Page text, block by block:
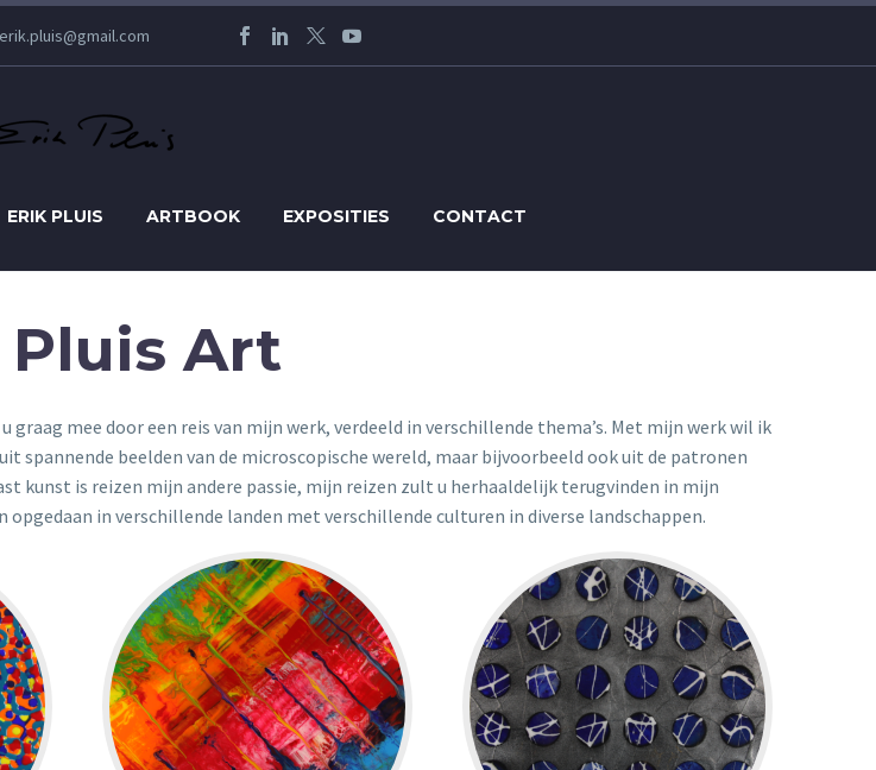
erik.pluis@gmail.com
ERIK PLUIS ARTBOOK EXPOSITIES CONTACT
Pluis Art
mee door een reis van mijn werk, verdeeld in verschillende thema’s. Met mijn werk wil ik
beelden van de microscopische wereld, maar bijvoorbeeld ook uit de patronen
kunst is reizen mijn andere passie, mijn reizen zult u herhaaldelijk terugvinden in mijn
in verschillende landen met verschillende culturen in diverse landschappen.